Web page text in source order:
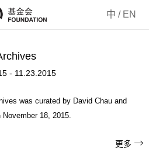
中 / EN
- 11.23.2015
was curated by David Chau and
November 18, 2015.
更多 